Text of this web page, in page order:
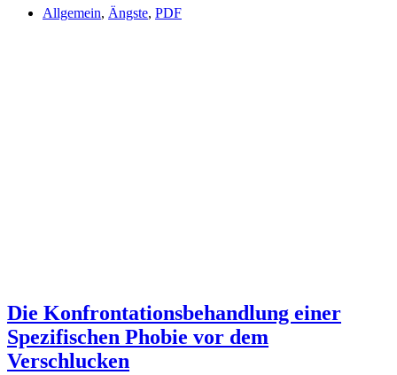
Allgemein, Ängste, PDF
Die Konfrontationsbehandlung einer
Spezifischen Phobie vor dem
Verschlucken